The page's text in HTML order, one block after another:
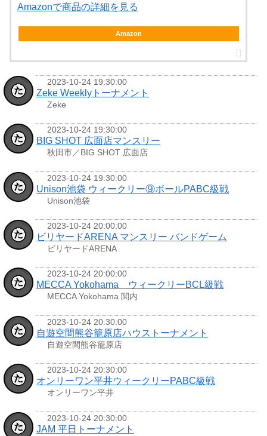
Amazonで商品の詳細を見る
Amazon
2023-10-24 19:30:00
Zeke Weeklyトーナメント
Zeke
2023-10-24 19:30:00
BIG SHOT 広面店マンスリー
秋田市／BIG SHOT 広面店
2023-10-24 19:30:00
Unison池袋 ウィークリー⑨ボールPABC級戦
Unison池袋
2023-10-24 20:00:00
ビリヤードARENA マンスリー バンドゲーム
ビリヤードARENA
2023-10-24 20:00:00
MECCA Yokohama ウィークリーBCL級戦
MECCA Yokohama 関内
2023-10-24 20:30:00
自遊空間熊谷籠原店ハウストーナメント
自遊空間熊谷籠原店
2023-10-24 20:30:00
オンリーワン平井ウィークリーPABC級戦
オンリーワン平井
2023-10-24 20:30:00
JAM 平日トーナメント